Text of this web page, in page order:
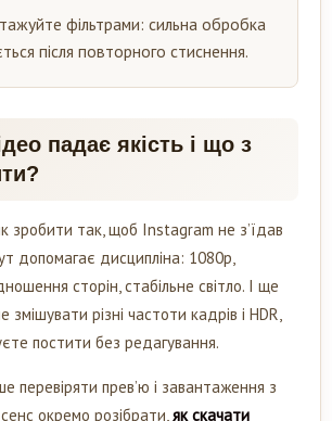
фільтрами: сильна обробка
після повторного стиснення.
падає якість і що з
зробити так, щоб Instagram не з’їдав
допомагає дисципліна: 1080p,
сторін, стабільне світло. І ще
різні частоти кадрів і HDR,
постити без редагування.
перевіряти прев’ю і завантаження з
окремо розібрати,як скачати